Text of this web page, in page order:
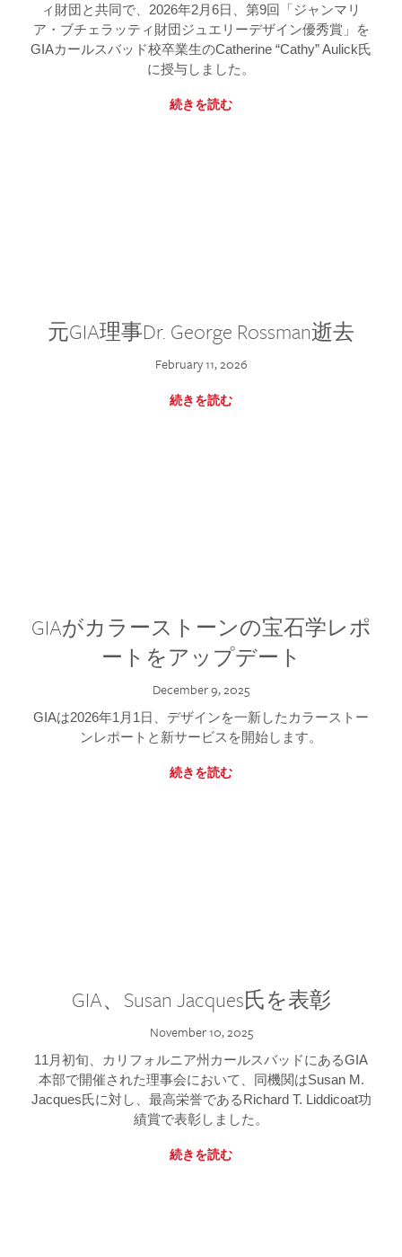
ィ財団と共同で、2026年2月6日、第9回「ジャンマリ
ア・ブチェラッティ財団ジュエリーデザイン優秀賞」を
GIAカールスバッド校卒業生のCatherine “Cathy” Aulick氏
に授与しました。
続きを読む
元GIA理事Dr. George Rossman逝去
February 11, 2026
続きを読む
GIAがカラーストーンの宝石学レポ
ートをアップデート
December 9, 2025
GIAは2026年1月1日、デザインを一新したカラーストー
ンレポートと新サービスを開始します。
続きを読む
GIA、Susan Jacques氏を表彰
November 10, 2025
11月初旬、カリフォルニア州カールスバッドにあるGIA
本部で開催された理事会において、同機関はSusan M.
Jacques氏に対し、最高栄誉であるRichard T. Liddicoat功
績賞で表彰しました。
続きを読む